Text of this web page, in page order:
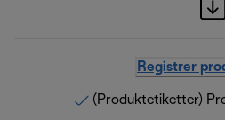
Registrer
(Produktetiketter)